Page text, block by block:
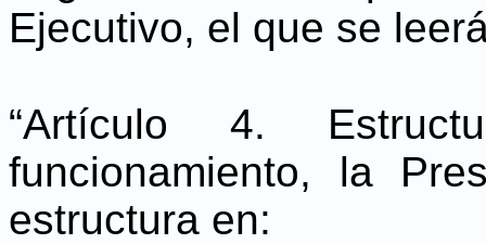
Ejecutivo, el que se
“Artículo 4.
funcionamiento, la
estructura en: